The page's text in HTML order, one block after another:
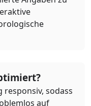
responsiv, sodass
auf